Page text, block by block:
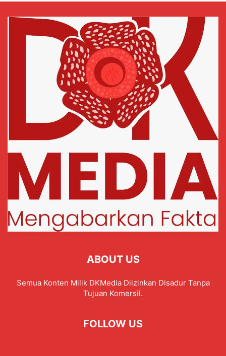
ABOUT US
Semua Konten Milik DKMedia Diizinkan Disadur Tanpa
Tujuan Komersil.
FOLLOW US